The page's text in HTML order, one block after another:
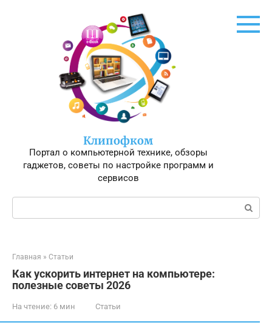
Клипофком
Портал о компьютерной технике, обзоры
гаджетов, советы по настройке программ и
сервисов
Поиск:
Главная » Статьи
Как ускорить интернет на компьютере:
полезные советы 2026
На чтение: 6 мин Статьи